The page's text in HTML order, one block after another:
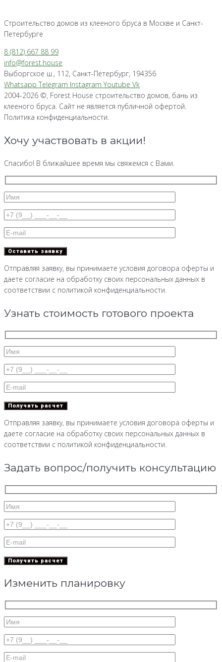
Строительство домов из клееного бруса в Москве и Санкт-
Петербурге
8 (812) 667 88 99
info@forest.house
Выборгское ш., 112, Санкт-Петербург, 194356
Whatsapp Telegram Instagram Youtube Vk
2004-2026 ©, Forest House строительство домов, бань из
клееного бруса. Сайт не является публичной офертой.
Политика конфиденциальности.
Хочу участвовать в акции!
Спасибо! В ближайшее время мы свяжемся с Вами.
Отправляя заявку, вы принимаете условия договора оферты и
даете согласие на обработку своих персональных данных в
соответствии с политикой конфиденциальности.
Узнать стоимость готового проекта
Отправляя заявку, вы принимаете условия договора оферты и
даете согласие на обработку своих персональных данных в
соответствии с политикой конфиденциальности.
Задать вопрос/получить консультацию
Изменить планировку